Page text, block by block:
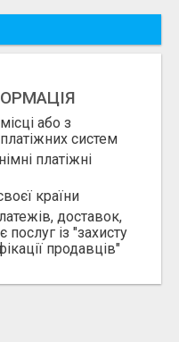
або з
систем
платіжні
країни
доставок,
послуг із "захисту
продавців"